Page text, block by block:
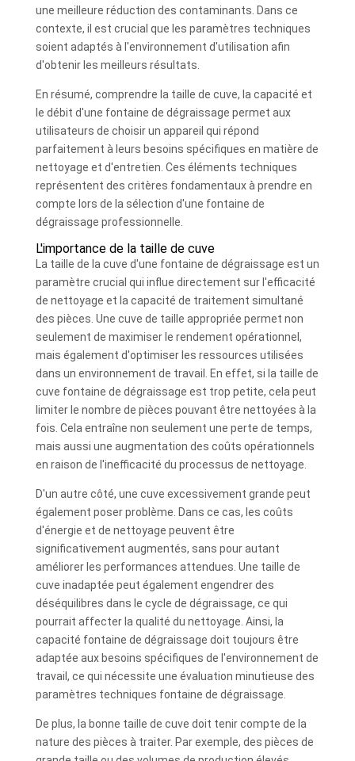
une meilleure réduction des contaminants. Dans ce
contexte, il est crucial que les paramètres techniques
soient adaptés à l'environnement d'utilisation afin
d'obtenir les meilleurs résultats.
En résumé, comprendre la taille de cuve, la capacité et
le débit d'une fontaine de dégraissage permet aux
utilisateurs de choisir un appareil qui répond
parfaitement à leurs besoins spécifiques en matière de
nettoyage et d'entretien. Ces éléments techniques
représentent des critères fondamentaux à prendre en
compte lors de la sélection d'une fontaine de
dégraissage professionnelle.
L'importance de la taille de cuve
La taille de la cuve d'une fontaine de dégraissage est un
paramètre crucial qui influe directement sur l'efficacité
de nettoyage et la capacité de traitement simultané
des pièces. Une cuve de taille appropriée permet non
seulement de maximiser le rendement opérationnel,
mais également d'optimiser les ressources utilisées
dans un environnement de travail. En effet, si la taille de
cuve fontaine de dégraissage est trop petite, cela peut
limiter le nombre de pièces pouvant être nettoyées à la
fois. Cela entraîne non seulement une perte de temps,
mais aussi une augmentation des coûts opérationnels
en raison de l'inefficacité du processus de nettoyage.
D'un autre côté, une cuve excessivement grande peut
également poser problème. Dans ce cas, les coûts
d'énergie et de nettoyage peuvent être
significativement augmentés, sans pour autant
améliorer les performances attendues. Une taille de
cuve inadaptée peut également engendrer des
déséquilibres dans le cycle de dégraissage, ce qui
pourrait affecter la qualité du nettoyage. Ainsi, la
capacité fontaine de dégraissage doit toujours être
adaptée aux besoins spécifiques de l'environnement de
travail, ce qui nécessite une évaluation minutieuse des
paramètres techniques fontaine de dégraissage.
De plus, la bonne taille de cuve doit tenir compte de la
nature des pièces à traiter. Par exemple, des pièces de